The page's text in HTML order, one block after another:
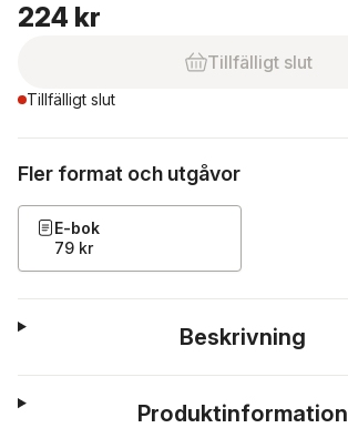
224 kr
Tillfälligt slut
Tillfälligt slut
Fler format och utgåvor
E-bok
79 kr
Beskrivning
Produktinformation